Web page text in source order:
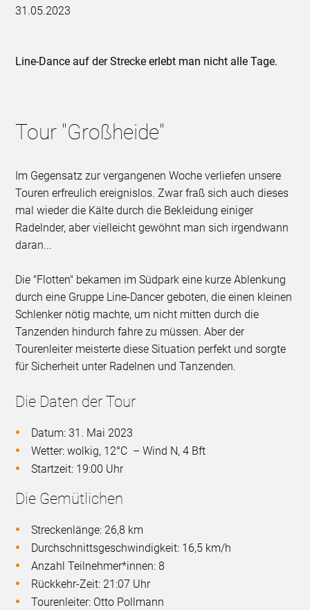
31.05.2023
Line-Dance auf der Strecke erlebt man nicht alle Tage.
Tour "Großheide"
Im Gegensatz zur vergangenen Woche verliefen unsere
Touren erfreulich ereignislos. Zwar fraß sich auch dieses
mal wieder die Kälte durch die Bekleidung einiger
Radelnder, aber vielleicht gewöhnt man sich irgendwann
daran...
Die "Flotten" bekamen im Südpark eine kurze Ablenkung
durch eine Gruppe Line-Dancer geboten, die einen kleinen
Schlenker nötig machte, um nicht mitten durch die
Tanzenden hindurch fahre zu müssen. Aber der
Tourenleiter meisterte diese Situation perfekt und sorgte
für Sicherheit unter Radelnen und Tanzenden.
Die Daten der Tour
Datum: 31. Mai 2023
Wetter: wolkig, 12°C – Wind N, 4 Bft
Startzeit: 19:00 Uhr
Die Gemütlichen
Streckenlänge: 26,8 km
Durchschnittsgeschwindigkeit: 16,5 km/h
Anzahl Teilnehmer*innen: 8
Rückkehr-Zeit: 21:07 Uhr
Tourenleiter: Otto Pollmann